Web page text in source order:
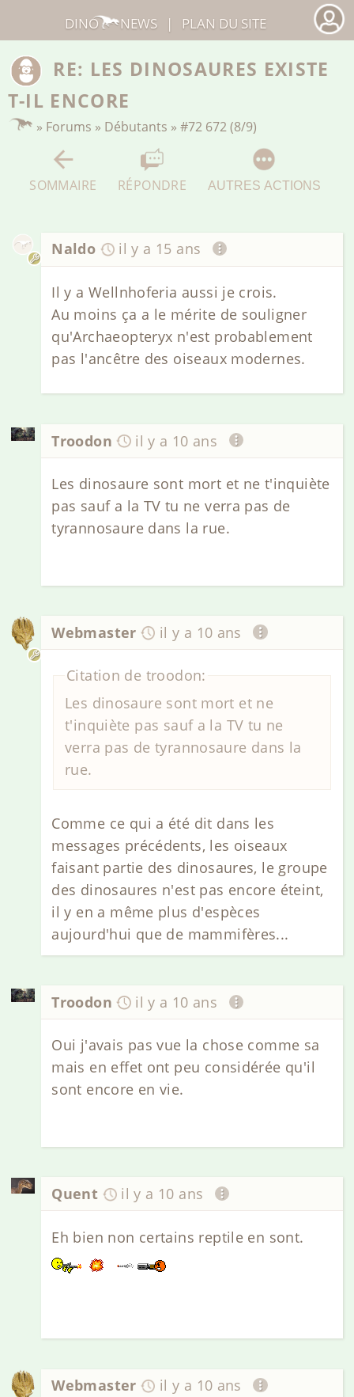
RE: LES DINOSAURES EXISTE
T-IL ENCORE
» Forums » Débutants »#72 672 (8/9)
SOMMAIRE RÉPONDRE AUTRES ACTIONS
Naldo il y a 15 ans
Il y a Wellnhoferia aussi je crois.
Au moins ça a le mérite de souligner
qu'Archaeopteryx n'est probablement
pas l'ancêtre des oiseaux modernes.
Troodon il y a 10 ans
Les dinosaure sont mort et ne t'inquiète
pas sauf a la TV tu ne verra pas de
tyrannosaure dans la rue.
Webmaster il y a 10 ans
Citation de troodon:
Les dinosaure sont mort et ne
t'inquiète pas sauf a la TV tu ne
verra pas de tyrannosaure dans la
rue.
Comme ce qui a été dit dans les
messages précédents, les oiseaux
faisant partie des dinosaures, le groupe
des dinosaures n'est pas encore éteint,
il y en a même plus d'espèces
aujourd'hui que de mammifères...
Troodon il y a 10 ans
Oui j'avais pas vue la chose comme sa
mais en effet ont peu considérée qu'il
sont encore en vie.
Quent il y a 10 ans
Eh bien non certains reptile en sont.
Webmaster il y a 10 ans
DINO NEWS | PLAN DU SITE